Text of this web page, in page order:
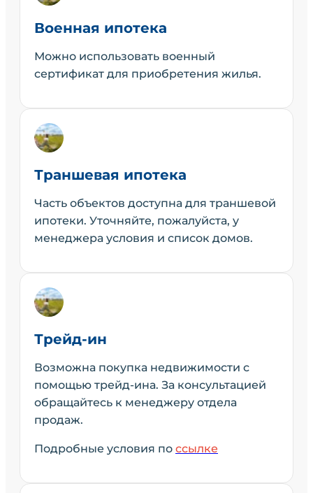
Военная ипотека
Можно использовать военный
сертификат для приобретения жилья.
Траншевая ипотека
Часть объектов доступна для траншевой
ипотеки. Уточняйте, пожалуйста, у
менеджера условия и список домов.
Трейд-ин
Возможна покупка недвижимости с
помощью трейд-ина. За консультацией
обращайтесь к менеджеру отдела
продаж.
Подробные условия по ссылке